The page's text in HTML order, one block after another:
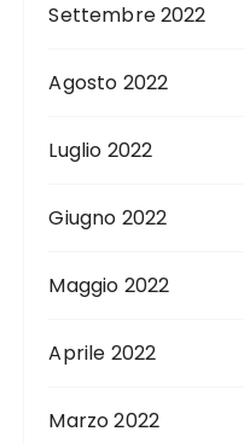
Settembre 2022
Agosto 2022
Luglio 2022
Giugno 2022
Maggio 2022
Aprile 2022
Marzo 2022